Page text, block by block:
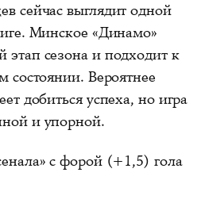
сейчас выглядит одной
Минское «Динамо»
сезона и подходит к
состоянии. Вероятнее
добиться успеха, но игра
и упорной.
с форой (+1,5) гола